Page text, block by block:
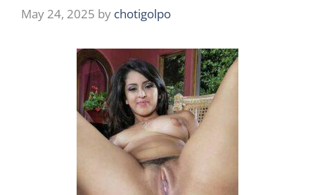
May 24, 2025 by chotigolpo